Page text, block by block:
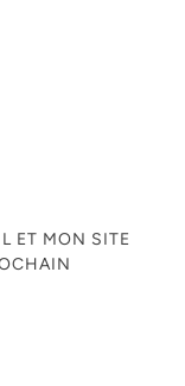
ET MON SITE